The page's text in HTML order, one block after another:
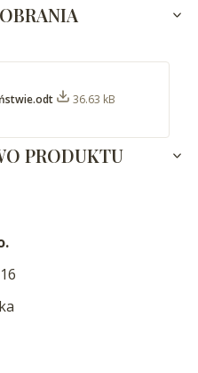
36.63 kB
PRODUKTU